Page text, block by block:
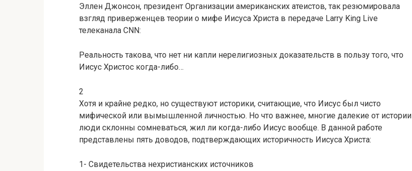
Эллен Джонсон, президент Организации американских атеистов, так резюмировала
взгляд приверженцев теории о мифе Иисуса Христа в передаче Larry King Live
телеканала CNN:
Реальность такова, что нет ни капли нерелигиозных доказательств в пользу того, что
Иисус Христос когда-либо…
2
Хотя и крайне редко, но существуют историки, считающие, что Иисус был чисто
мифической или вымышленной личностью. Но что важнее, многие далекие от истории
люди склонны сомневаться, жил ли когда-либо Иисус вообще. В данной работе
представлены пять доводов, подтверждающих историчность Иисуса Христа:
1- Свидетельства нехристианских источников